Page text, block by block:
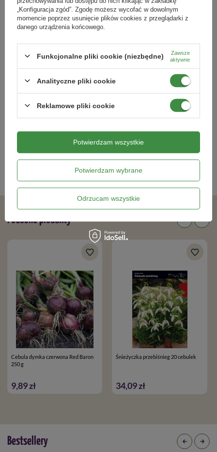
15,39 zł
Tuberoza Wonna - 1 szt.
10,99 zł
Kategorie powiązane
Podobne produkty
Cebula dymka czerwona Red Baron
250 g
9,89 zł
Śnieżyczka przebiśnieg 20 cebulek
34,09 zł
Bestsellery
„Konfiguracja zgód”. Zgodę możesz wycofać w dowolnym
momencie poprzez usunięcie plików cookies z przeglądarki z
danego urządzenia końcowego.
Funkcjonalne pliki cookie (niezbędne)
Zawsze
aktywne
Analityczne pliki cookie
Reklamowe pliki cookie
Potwierdzam wybrane
Odrzucam wszystkie
Potwierdzam wszystkie